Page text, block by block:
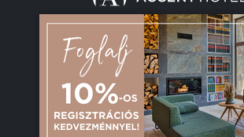
© 2026 Accent Hotel Solutions Kft.